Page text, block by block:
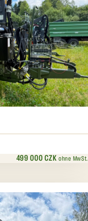
499 000 CZK ohne MwSt.